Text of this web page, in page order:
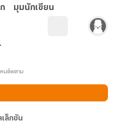
มุมนักเขียน
คนติดตาม
เล็กชัน